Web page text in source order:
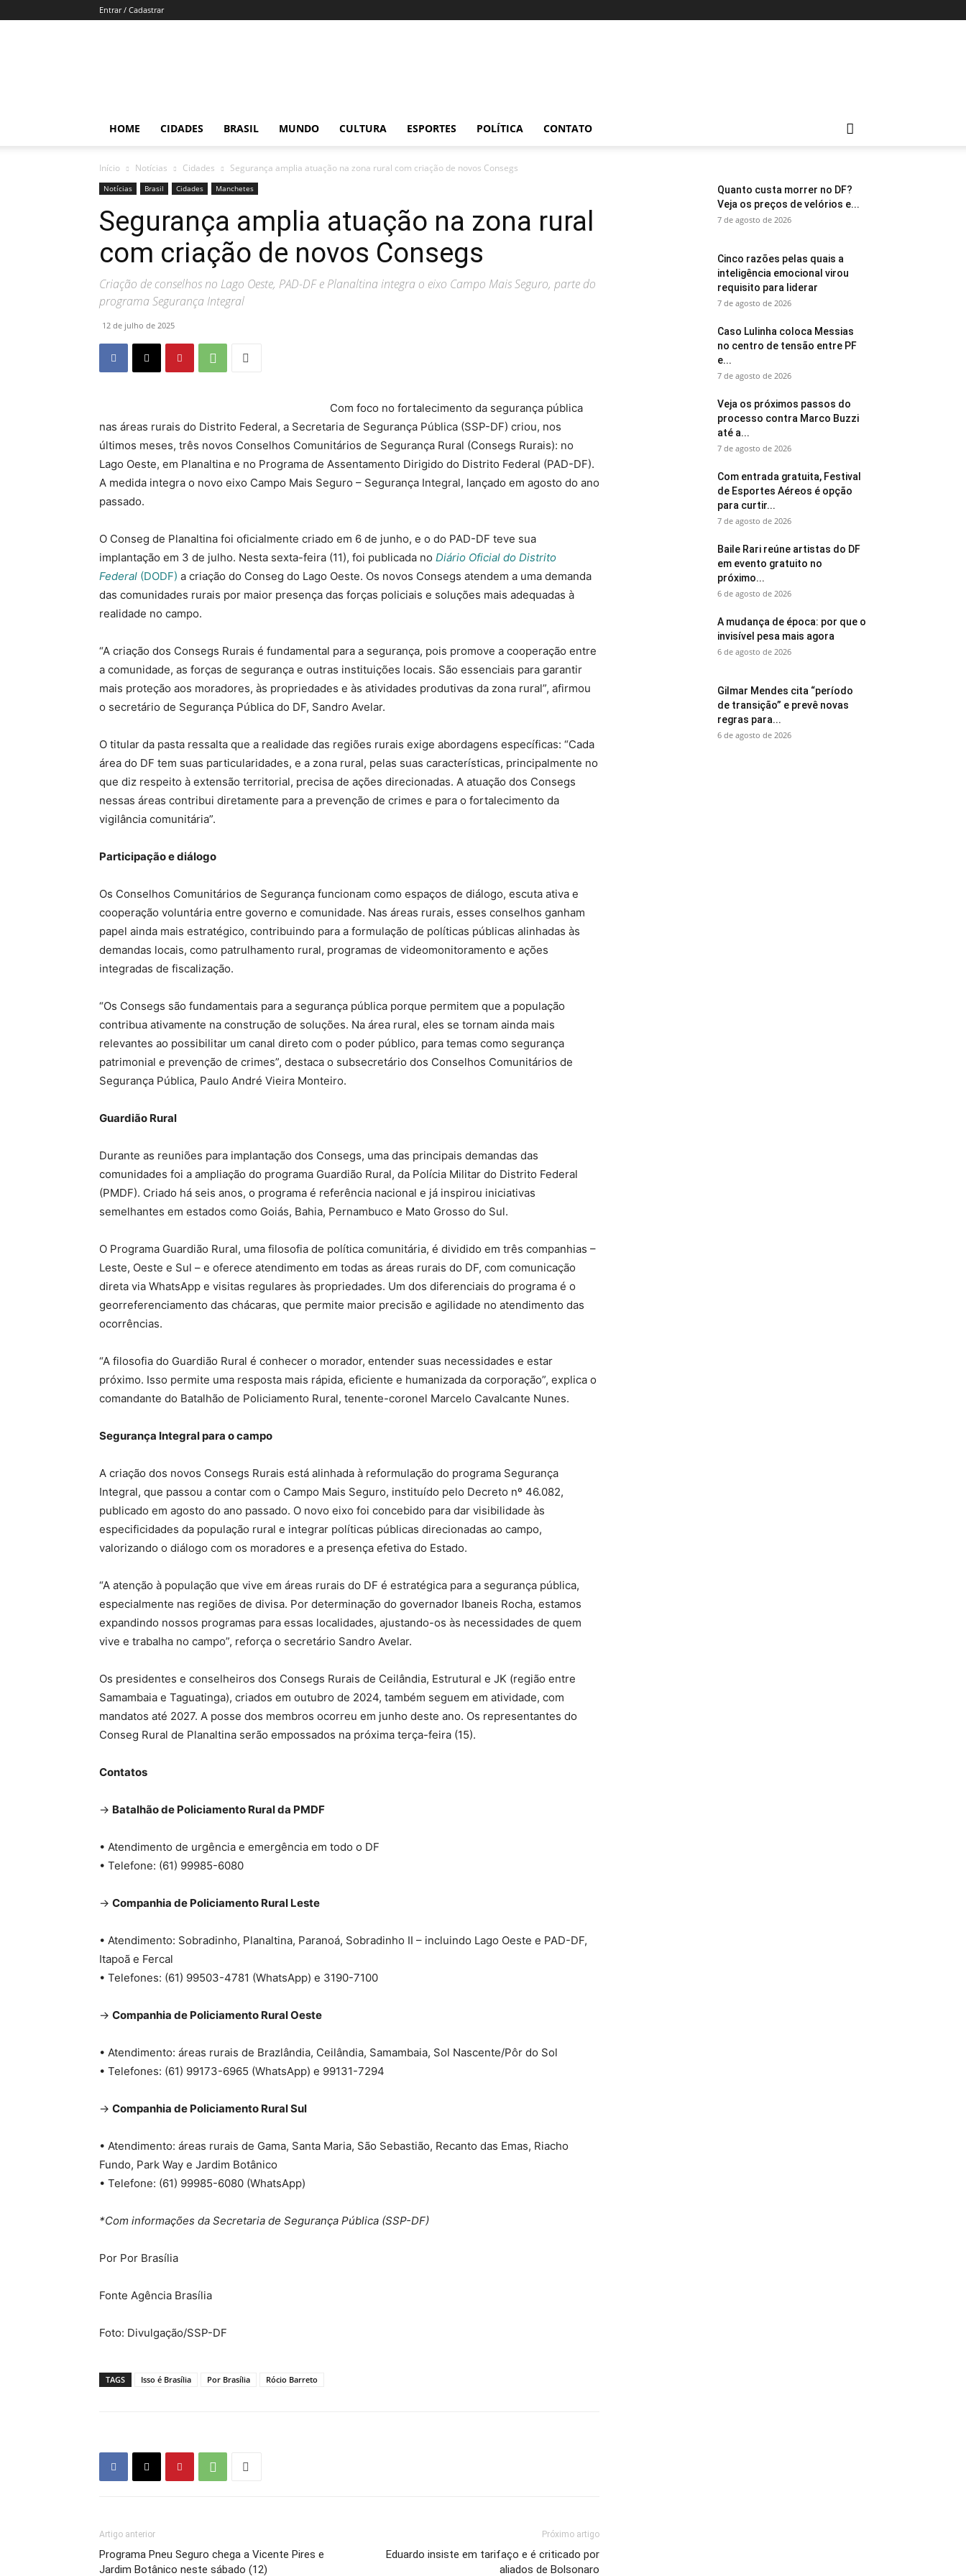
Entrar / Cadastrar
HOME CIDADES BRASIL MUNDO CULTURA ESPORTES POLÍTICA CONTATO
Início Notícias Cidades Segurança amplia atuação na zona rural com criação de novos Consegs
Notícias Brasil Cidades Manchetes
Segurança amplia atuação na zona rural
com criação de novos Consegs
Criação de conselhos no Lago Oeste, PAD-DF e Planaltina integra o eixo Campo Mais Seguro, parte do
programa Segurança Integral
12 de julho de 2025
Com foco no fortalecimento da segurança pública
nas áreas rurais do Distrito Federal, a Secretaria de Segurança Pública (SSP-DF) criou, nos
últimos meses, três novos Conselhos Comunitários de Segurança Rural (Consegs Rurais): no
Lago Oeste, em Planaltina e no Programa de Assentamento Dirigido do Distrito Federal (PAD-DF).
A medida integra o novo eixo Campo Mais Seguro – Segurança Integral, lançado em agosto do ano
passado.
O Conseg de Planaltina foi oficialmente criado em 6 de junho, e o do PAD-DF teve sua
implantação em 3 de julho. Nesta sexta-feira (11), foi publicada no Diário Oficial do Distrito
Federal (DODF) a criação do Conseg do Lago Oeste. Os novos Consegs atendem a uma demanda
das comunidades rurais por maior presença das forças policiais e soluções mais adequadas à
realidade no campo.
“A criação dos Consegs Rurais é fundamental para a segurança, pois promove a cooperação entre
a comunidade, as forças de segurança e outras instituições locais. São essenciais para garantir
mais proteção aos moradores, às propriedades e às atividades produtivas da zona rural”, afirmou
o secretário de Segurança Pública do DF, Sandro Avelar.
O titular da pasta ressalta que a realidade das regiões rurais exige abordagens específicas: “Cada
área do DF tem suas particularidades, e a zona rural, pelas suas características, principalmente no
que diz respeito à extensão territorial, precisa de ações direcionadas. A atuação dos Consegs
nessas áreas contribui diretamente para a prevenção de crimes e para o fortalecimento da
vigilância comunitária”.
Participação e diálogo
Os Conselhos Comunitários de Segurança funcionam como espaços de diálogo, escuta ativa e
cooperação voluntária entre governo e comunidade. Nas áreas rurais, esses conselhos ganham
papel ainda mais estratégico, contribuindo para a formulação de políticas públicas alinhadas às
demandas locais, como patrulhamento rural, programas de videomonitoramento e ações
integradas de fiscalização.
“Os Consegs são fundamentais para a segurança pública porque permitem que a população
contribua ativamente na construção de soluções. Na área rural, eles se tornam ainda mais
relevantes ao possibilitar um canal direto com o poder público, para temas como segurança
patrimonial e prevenção de crimes”, destaca o subsecretário dos Conselhos Comunitários de
Segurança Pública, Paulo André Vieira Monteiro.
Guardião Rural
Durante as reuniões para implantação dos Consegs, uma das principais demandas das
comunidades foi a ampliação do programa Guardião Rural, da Polícia Militar do Distrito Federal
(PMDF). Criado há seis anos, o programa é referência nacional e já inspirou iniciativas
semelhantes em estados como Goiás, Bahia, Pernambuco e Mato Grosso do Sul.
O Programa Guardião Rural, uma filosofia de política comunitária, é dividido em três companhias –
Leste, Oeste e Sul – e oferece atendimento em todas as áreas rurais do DF, com comunicação
direta via WhatsApp e visitas regulares às propriedades. Um dos diferenciais do programa é o
georreferenciamento das chácaras, que permite maior precisão e agilidade no atendimento das
ocorrências.
“A filosofia do Guardião Rural é conhecer o morador, entender suas necessidades e estar
próximo. Isso permite uma resposta mais rápida, eficiente e humanizada da corporação”, explica o
comandante do Batalhão de Policiamento Rural, tenente-coronel Marcelo Cavalcante Nunes.
Segurança Integral para o campo
A criação dos novos Consegs Rurais está alinhada à reformulação do programa Segurança
Integral, que passou a contar com o Campo Mais Seguro, instituído pelo Decreto nº 46.082,
publicado em agosto do ano passado. O novo eixo foi concebido para dar visibilidade às
especificidades da população rural e integrar políticas públicas direcionadas ao campo,
valorizando o diálogo com os moradores e a presença efetiva do Estado.
“A atenção à população que vive em áreas rurais do DF é estratégica para a segurança pública,
especialmente nas regiões de divisa. Por determinação do governador Ibaneis Rocha, estamos
expandindo nossos programas para essas localidades, ajustando-os às necessidades de quem
vive e trabalha no campo”, reforça o secretário Sandro Avelar.
Os presidentes e conselheiros dos Consegs Rurais de Ceilândia, Estrutural e JK (região entre
Samambaia e Taguatinga), criados em outubro de 2024, também seguem em atividade, com
mandatos até 2027. A posse dos membros ocorreu em junho deste ano. Os representantes do
Conseg Rural de Planaltina serão empossados na próxima terça-feira (15).
Contatos
→ Batalhão de Policiamento Rural da PMDF
• Atendimento de urgência e emergência em todo o DF
• Telefone: (61) 99985-6080
→ Companhia de Policiamento Rural Leste
• Atendimento: Sobradinho, Planaltina, Paranoá, Sobradinho II – incluindo Lago Oeste e PAD-DF,
Itapoã e Fercal
• Telefones: (61) 99503-4781 (WhatsApp) e 3190-7100
→ Companhia de Policiamento Rural Oeste
• Atendimento: áreas rurais de Brazlândia, Ceilândia, Samambaia, Sol Nascente/Pôr do Sol
• Telefones: (61) 99173-6965 (WhatsApp) e 99131-7294
→ Companhia de Policiamento Rural Sul
• Atendimento: áreas rurais de Gama, Santa Maria, São Sebastião, Recanto das Emas, Riacho
Fundo, Park Way e Jardim Botânico
• Telefone: (61) 99985-6080 (WhatsApp)
*Com informações da Secretaria de Segurança Pública (SSP-DF)
Por Por Brasília
Fonte Agência Brasília
Foto: Divulgação/SSP-DF
TAGS Isso é Brasília Por Brasília Rócio Barreto
Artigo anterior
Programa Pneu Seguro chega a Vicente Pires e
Jardim Botânico neste sábado (12)
Próximo artigo
Eduardo insiste em tarifaço e é criticado por
aliados de Bolsonaro
Quanto custa morrer no DF?
Veja os preços de velórios e...
7 de agosto de 2026
Cinco razões pelas quais a
inteligência emocional virou
requisito para liderar
7 de agosto de 2026
Caso Lulinha coloca Messias
no centro de tensão entre PF
e...
7 de agosto de 2026
Veja os próximos passos do
processo contra Marco Buzzi
até a...
7 de agosto de 2026
Com entrada gratuita, Festival
de Esportes Aéreos é opção
para curtir...
7 de agosto de 2026
Baile Rari reúne artistas do DF
em evento gratuito no
próximo...
6 de agosto de 2026
A mudança de época: por que o
invisível pesa mais agora
6 de agosto de 2026
Gilmar Mendes cita “período
de transição” e prevê novas
regras para...
6 de agosto de 2026